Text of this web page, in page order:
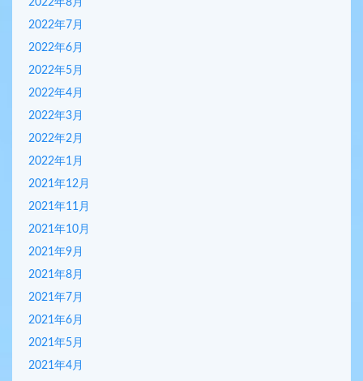
2022年7月
2022年6月
2022年5月
2022年4月
2022年3月
2022年2月
2022年1月
2021年12月
2021年11月
2021年10月
2021年9月
2021年8月
2021年7月
2021年6月
2021年5月
2021年4月